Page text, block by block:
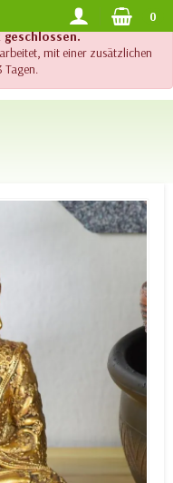
der Telefonsupport
geschlossen.
mit einer zusätzlichen
Tagen.
VERSAND AB 120.- 0